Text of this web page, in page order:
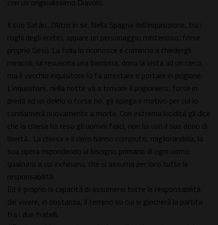
con un originalissimo Diavolo.
Il suo Satàn…l'Altro in sé. Nella Spagna dell'inquisizione, tra i
roghi degli eretici, appare un personaggio misterioso, forse
proprio Gesù. La folla lo riconosce e comincia a chiedergli
miracoli, lui resuscita una bambina, dona la vista ad un cieco,
ma il vecchio inquisitore lo fa arrestare e portare in prigione.
L'inquisitore, nella notte và a trovare il prigioniero, forse in
preda ad un delirio o forse no, gli spiega il motivo per cui lo
condannerà nuovamente a morte. Con estrema lucidità gli dice
che la chiesa ha reso gli uomini felici, non lui con il suo dono di
libertà. La chiesa e il clero hanno compiuto, migliorandola, la
sua opera rispondendo al bisogno primario di ogni uomo:
qualcuno a cui inchinarsi, che si assuma per loro tutte le
responsabilità.
Ed è proprio la capacità di assumersi tutte le responsabilità
del vivere, in sostanza, il terreno su cui si giocherà la partita
fra i due fratelli.